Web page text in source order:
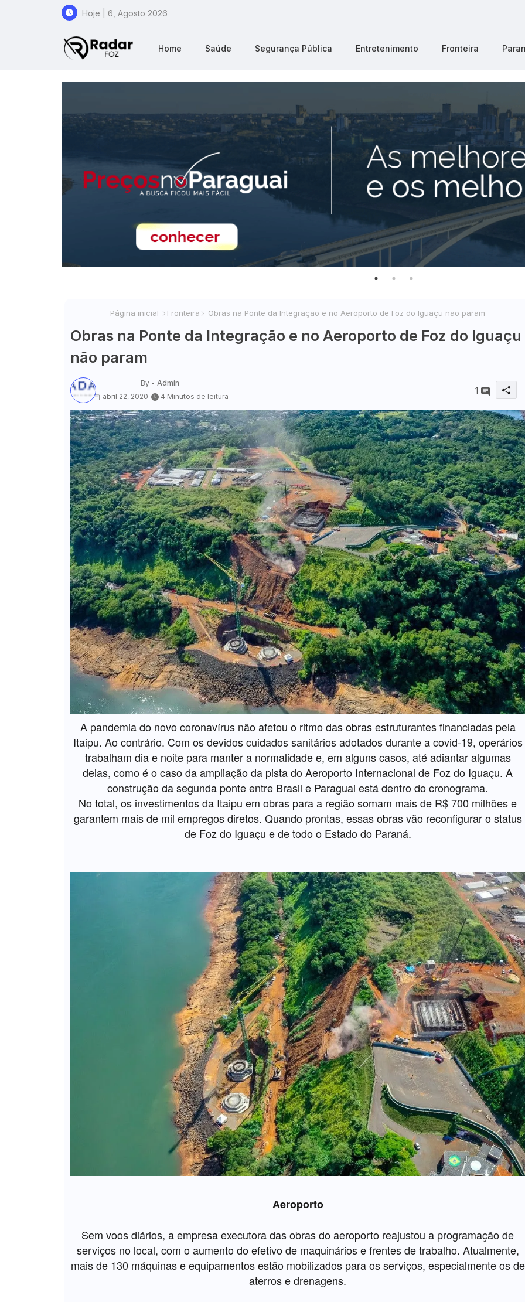
Hoje | 6, Agosto 2026
Home Saúde Segurança Pública Entretenimento Fronteira
Página inicial Fronteira Obras na Ponte da Integração e no Aeroporto de Foz do Iguaçu não param
Obras na Ponte da Integração e no Aeroporto de Foz do Iguaçu
não param
By - Admin
abril 22, 2020
4 Minutos de leitura
1
A pandemia do novo coronavírus não afetou o ritmo das obras estruturantes financiadas pela
Itaipu. Ao contrário. Com os devidos cuidados sanitários adotados durante a covid-19, operários
trabalham dia e noite para manter a normalidade e, em alguns casos, até adiantar algumas
delas, como é o caso da ampliação da pista do Aeroporto Internacional de Foz do Iguaçu. A
construção da segunda ponte entre Brasil e Paraguai está dentro do cronograma.
No total, os investimentos da Itaipu em obras para a região somam mais de R$ 700 milhões e
garantem mais de mil empregos diretos. Quando prontas, essas obras vão reconfigurar o status
de Foz do Iguaçu e de todo o Estado do Paraná.
Aeroporto
Sem voos diários, a empresa executora das obras do aeroporto reajustou a programação de
serviços no local, com o aumento do efetivo de maquinários e frentes de trabalho. Atualmente,
mais de 130 máquinas e equipamentos estão mobilizados para os serviços, especialmente os de
aterros e drenagens.